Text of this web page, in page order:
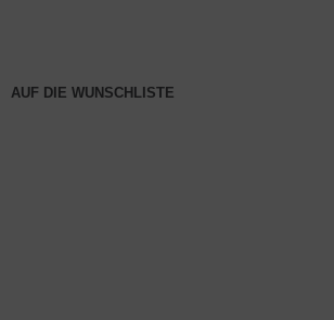
AUF DIE WUNSCHLISTE